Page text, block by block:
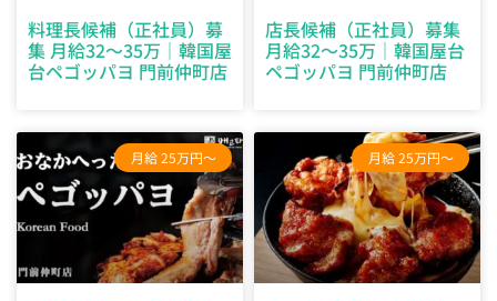
料理長候補（正社員）募
集 月給32～35万｜韓国屋
台ペゴッパヨ 門前仲町店
店長候補（正社員）募集
月給32～35万｜韓国屋台
ペゴッパヨ 門前仲町店
月給 25万円～ 月給 25万円～